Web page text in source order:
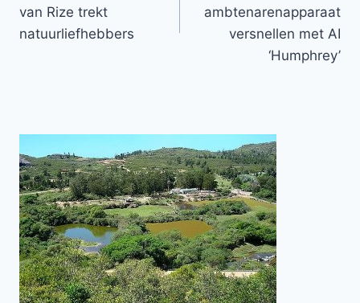
van Rize trekt
natuurliefhebbers
ambtenarenapparaat
versnellen met AI
‘Humphrey’